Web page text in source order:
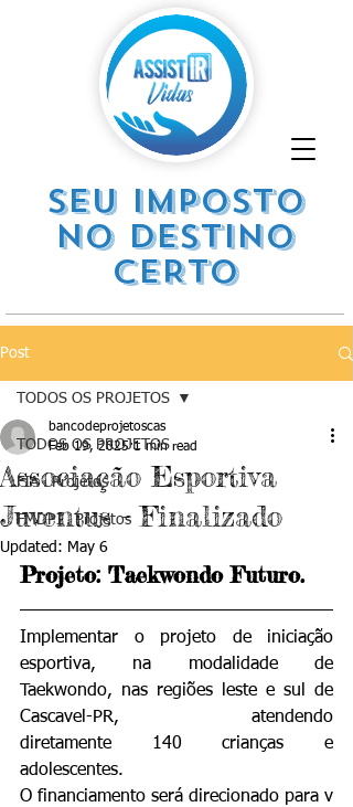
SEU IMPOSTO
NO DESTINO
CERTO
Post
TODOS OS PROJETOS
FIA . Projetos
FMDPI . Projetos
TODOS OS PROJETOS
Associação Esportiva
Juventus - Finalizado
bancodeprojetoscas
Feb 19, 2025 1 min read
Updated: May 6
Projeto: Taekwondo Futuro.
Implementar o projeto de iniciação
esportiva, na modalidade de
Taekwondo, nas regiões leste e sul de
Cascavel-PR, atendendo
diretamente 140 crianças e
adolescentes.
O financiamento será direcionado para v